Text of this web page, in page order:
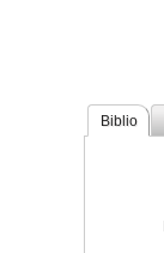
Biblio